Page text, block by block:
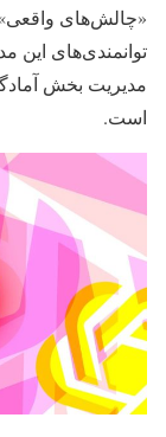
«چالش‌های
توانمندی‌های این
مدیریت بخش
است.